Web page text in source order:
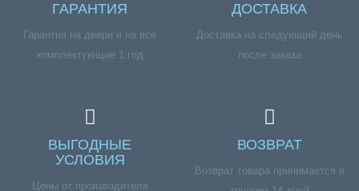
ГАРАНТИЯ
Гарантия на двери и на все
комплектующие 1 год
ДОСТАВКА
Доставка на следующий день
после заказа
ВЫГОДНЫЕ
УСЛОВИЯ
Цены от производителя
ВОЗВРАТ
Возврат товара принимается в